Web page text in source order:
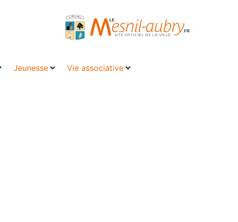
Jeunesse Vie associative